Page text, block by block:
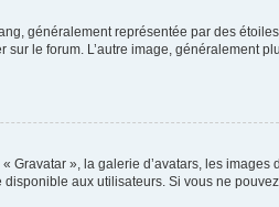
généralement représentée par des
le forum. L’autre image, généralement
Gravatar », la galerie d’avatars, les images
aux utilisateurs. Si vous ne